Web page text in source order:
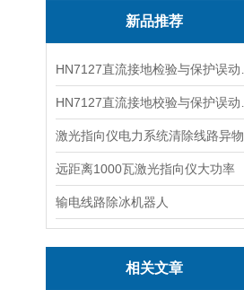
新品推荐
激光指向仪电力系统清除线路异物
远距离1000瓦激光指向仪大功率
输电线路除冰机器人
相关文章